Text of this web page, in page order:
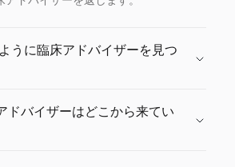
うに臨床アドバイザーを見つ
ドバイザーはどこから来てい